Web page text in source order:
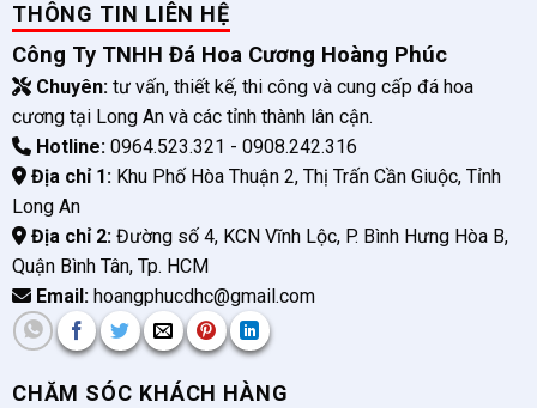
THÔNG TIN LIÊN HỆ
Công Ty TNHH Đá Hoa Cương Hoàng Phúc
Chuyên:tư vấn, thiết kế, thi công và cung cấp đá hoa
cương tại Long An và các tỉnh thành lân cận.
Hotline:0964.523.321 - 0908.242.316
Địa chỉ 1:Khu Phố Hòa Thuận 2, Thị Trấn Cần Giuộc, Tỉnh
Long An
Địa chỉ 2:Đường số 4, KCN Vĩnh Lộc, P. Bình Hưng Hòa B,
Quận Bình Tân, Tp. HCM
Email:hoangphucdhc@gmail.com
CHĂM SÓC KHÁCH HÀNG